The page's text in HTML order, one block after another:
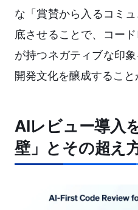
な「賞賛から入るコミ
底させることで、コー
が持つネガティブな印
開発文化を醸成すること
AIレビュー導入
壁」とその超え